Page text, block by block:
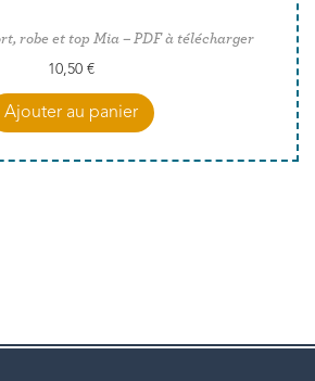
robe et top Mia – PDF à télécharger
10,50€
Ajouter au panier